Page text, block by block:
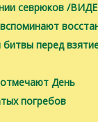
севрюков /
перед
День
погребов